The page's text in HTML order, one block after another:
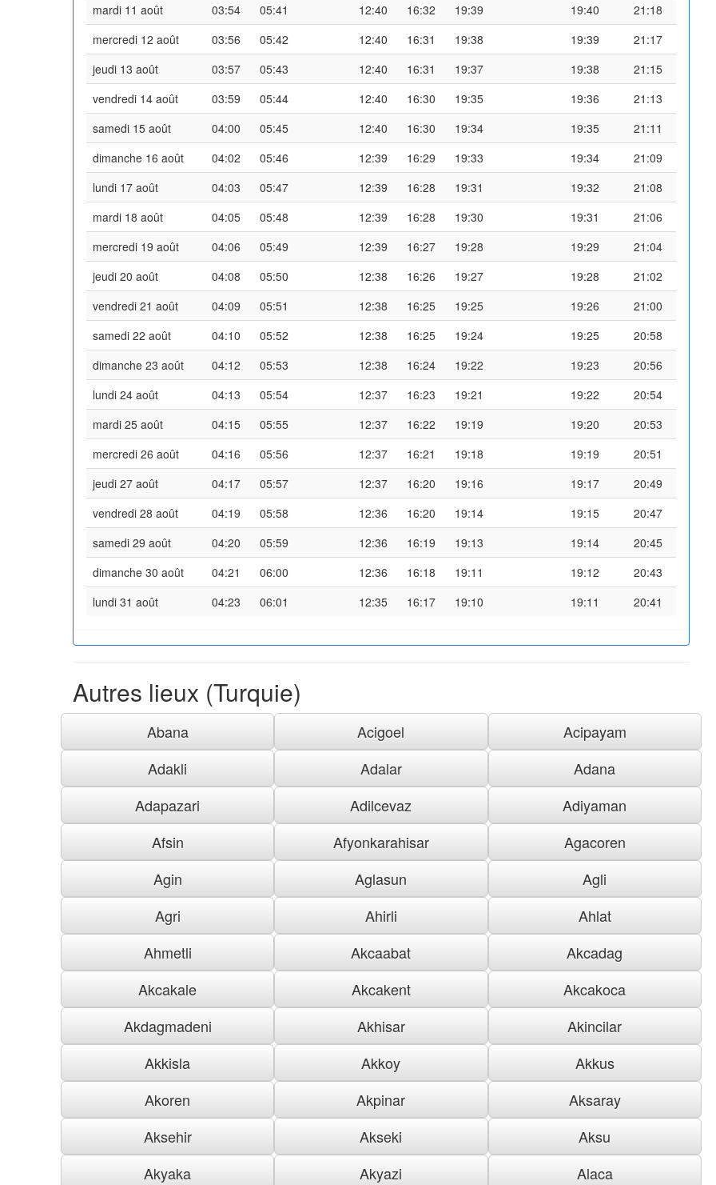
mardi 11 août
03:54 05:41 12:40 16:32 19:39 19:40
21:18
mercredi 12 août
03:56 05:42 12:40 16:31 19:38 19:39
21:17
jeudi 13 août
03:57 05:43 12:40 16:31 19:37 19:38
21:15
vendredi 14 août
03:59 05:44 12:40 16:30 19:35 19:36
21:13
samedi 15 août
04:00 05:45 12:40 16:30 19:34 19:35
21:11
dimanche 16 août
04:02 05:46 12:39 16:29 19:33 19:34
21:09
lundi 17 août
04:03 05:47 12:39 16:28 19:31 19:32
21:08
mardi 18 août
04:05 05:48 12:39 16:28 19:30 19:31
21:06
mercredi 19 août
04:06 05:49 12:39 16:27 19:28 19:29
21:04
jeudi 20 août
04:08 05:50 12:38 16:26 19:27 19:28
21:02
vendredi 21 août
04:09 05:51 12:38 16:25 19:25 19:26
21:00
samedi 22 août
04:10 05:52 12:38 16:25 19:24 19:25
20:58
dimanche 23 août
04:12 05:53 12:38 16:24 19:22 19:23
20:56
lundi 24 août
04:13 05:54 12:37 16:23 19:21 19:22
20:54
mardi 25 août
04:15 05:55 12:37 16:22 19:19 19:20
20:53
mercredi 26 août
04:16 05:56 12:37 16:21 19:18 19:19
20:51
jeudi 27 août
04:17 05:57 12:37 16:20 19:16 19:17
20:49
vendredi 28 août
04:19 05:58 12:36 16:20 19:14 19:15
20:47
samedi 29 août
04:20 05:59 12:36 16:19 19:13 19:14
20:45
dimanche 30 août
04:21 06:00 12:36 16:18 19:11 19:12
20:43
lundi 31 août
04:23 06:01 12:35 16:17 19:10 19:11 20:41
Autres lieux (Turquie)
Abana Acigoel
Acipayam
Adakli
Adalar
Adana
Adapazari
Adilcevaz
Adiyaman
Afsin
Afyonkarahisar
Agacoren
Agin
Aglasun
Agli
Agri
Ahirli
Ahlat
Ahmetli
Akcaabat
Akcadag
Akcakale
Akcakent
Akcakoca
Akdagmadeni
Akhisar
Akincilar
Akkisla
Akkoy
Akkus
Akoren
Akpinar
Aksaray
Aksehir
Akseki
Aksu
Akyaka
Akyazi Alaca